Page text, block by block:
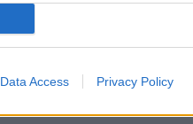
Data Access Privacy Policy